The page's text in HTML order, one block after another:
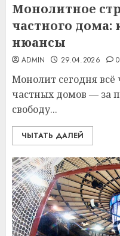
Монолитное
частного
нюансы
ADMIN 29.04.2026 0
Монолит сегодня
частных домов — за
свободу...
ЧЫТАТЬ ДАЛЕЙ